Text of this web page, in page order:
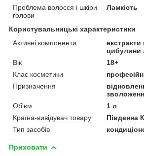
Проблема волосся і шкіри
голови
Ламкість
Користувальницькі характеристики
Активні компоненти
екстракти
цибулини
Вік
18+
Клас косметики
Призначення
Об'єм
1 л
Країна-вивідувач товару
Південна
Тип засобів
Приховати